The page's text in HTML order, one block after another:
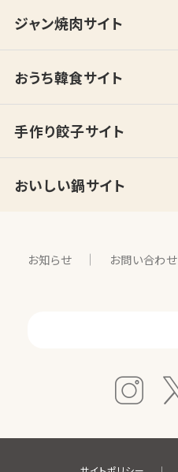
ジャン焼肉サイト
おうち韓食サイト
手作り餃子サイト
おいしい鍋サイト
お知らせ お問い合わせ